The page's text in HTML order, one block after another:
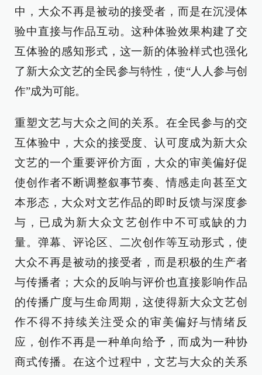
中，大众不再是被动的接受者，而是在沉浸体
验中直接与作品互动。这种体验效果构建了交
互体验的感知形式，这一新的体验样式也强化
了新大众文艺的全民参与特性，使“人人参与创
作”成为可能。
重塑文艺与大众之间的关系。在全民参与的交
互体验中，大众的接受度、认可度成为新大众
文艺的一个重要评价方面，大众的审美偏好促
使创作者不断调整叙事节奏、情感走向甚至文
本形态，大众对文艺作品的即时反馈与深度参
与，已成为新大众文艺创作中不可或缺的力
量。弹幕、评论区、二次创作等互动形式，使
大众不再是被动的接受者，而是积极的生产者
与传播者；大众的反响与评价也直接影响作品
的传播广度与生命周期，这使得新大众文艺创
作不得不持续关注受众的审美偏好与情绪反
应，创作不再是一种单向给予，而成为一种协
商式传播。在这个过程中，文艺与大众的关系